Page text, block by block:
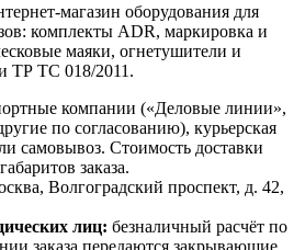
магазин оборудования для
комплекты ADR, маркировка и
маяки, огнетушители и
ТР ТС 018/2011.
компании («Деловые линии»,
по согласованию), курьерская
самовывоз. Стоимость доставки
заказа.
Волгоградский проспект, д. 42,
лиц: безналичный расчёт по
заказа передаются закрывающие